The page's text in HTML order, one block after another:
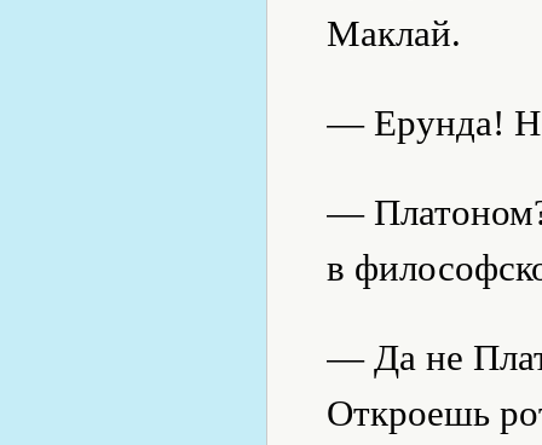
Маклай.
— Ерунда!
—
в
— Да не
Откроешь